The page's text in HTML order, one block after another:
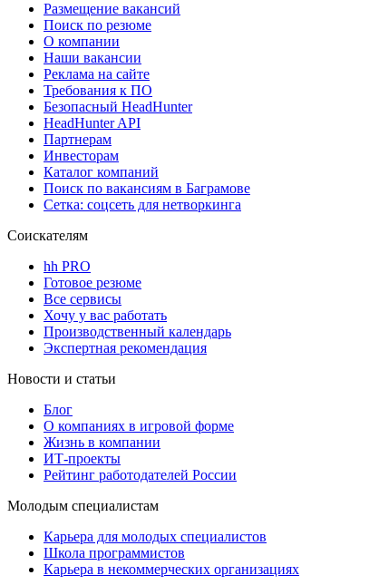
Размещение вакансий
Поиск по резюме
О компании
Наши вакансии
Реклама на сайте
Требования к ПО
Безопасный HeadHunter
HeadHunter API
Партнерам
Инвесторам
Каталог компаний
Поиск по вакансиям в Баграмове
Сетка: соцсеть для нетворкинга
Соискателям
hh PRO
Готовое резюме
Все сервисы
Хочу у вас работать
Производственный календарь
Экспертная рекомендация
Новости и статьи
Блог
О компаниях в игровой форме
Жизнь в компании
ИТ-проекты
Рейтинг работодателей России
Молодым специалистам
Карьера для молодых специалистов
Школа программистов
Карьера в некоммерческих организациях